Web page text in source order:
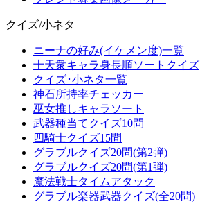
クイズ/小ネタ
ニーナの好み(イケメン度)一覧
十天衆キャラ身長順ソートクイズ
クイズ･小ネタ一覧
神石所持率チェッカー
巫女推しキャラソート
武器種当てクイズ10問
四騎士クイズ15問
グラブルクイズ20問(第2弾)
グラブルクイズ20問(第1弾)
魔法戦士タイムアタック
グラブル楽器武器クイズ(全20問)